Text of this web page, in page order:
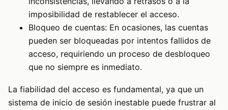
imposibilidad de restablecer el acceso.
Bloqueo de cuentas: En ocasiones, las cuentas
pueden ser bloqueadas por intentos fallidos de
acceso, requiriendo un proceso de desbloqueo
que no siempre es inmediato.
La fiabilidad del acceso es fundamental, ya que un
sistema de inicio de sesión inestable puede frustrar al